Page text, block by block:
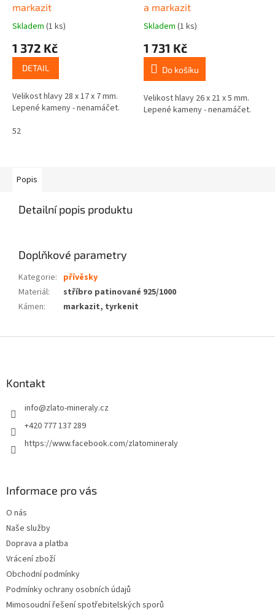
markazit
Skladem (1 ks)
1 372 Kč
DETAIL
Velikost hlavy 28 x 17 x 7 mm.
Lepené kameny - nenamáčet.
52
a markazit
Skladem (1 ks)
1 731 Kč
Do košíku
Velikost hlavy 26 x 21 x 5 mm.
Lepené kameny - nenamáčet.
Popis
Detailní popis produktu
Doplňkové parametry
Kategorie: přívěsky
Materiál:
stříbro patinované 925/1000
Kámen: markazit, tyrkenit
Kontakt
info@zlato-mineraly.cz
+420 777 137 289
https://www.facebook.com/zlatomineraly
Informace pro vás
O nás
Naše služby
Doprava a platba
Vrácení zboží
Obchodní podmínky
Podmínky ochrany osobních údajů
Mimosoudní řešení spotřebitelských sporů